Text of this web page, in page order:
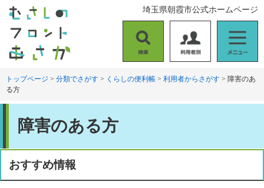
す
。
し
て
索
用
者
ニ
ュ
埼玉県朝霞市公式ホームページ
トップページ > 分類でさがす > くらしの便利帳 > 利用者からさがす > 障害のあ
る方
障害のある方
おすすめ情報